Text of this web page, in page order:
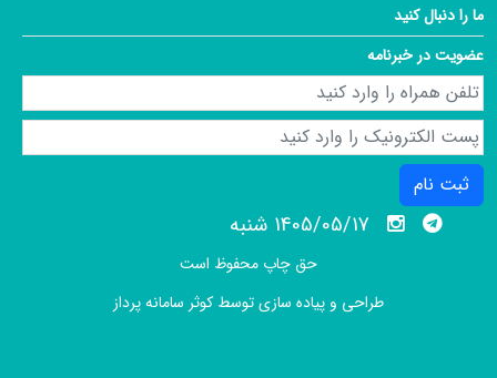
ما را دنبال کنید
عضویت در خبرنامه
ثبت نام
1405/05/17 شنبه
حق چاپ محفوظ است
طراحی و پیاده سازی توسط کوثر سامانه پرداز